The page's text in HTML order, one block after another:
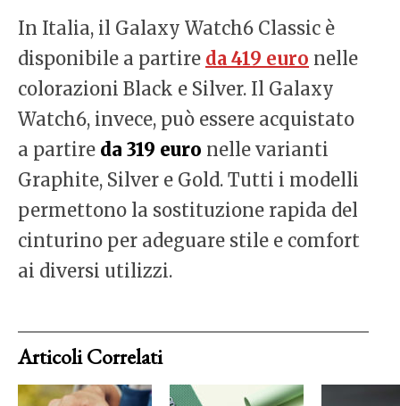
In Italia, il Galaxy Watch6 Classic è
disponibile a partire da 419 euro nelle
colorazioni Black e Silver. Il Galaxy
Watch6, invece, può essere acquistato
a partire da 319 euro nelle varianti
Graphite, Silver e Gold. Tutti i modelli
permettono la sostituzione rapida del
cinturino per adeguare stile e comfort
ai diversi utilizzi.
Articoli Correlati